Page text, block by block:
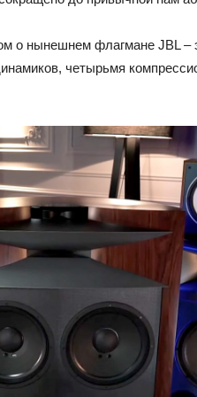
о нынешнем флагмане JBL –
четырьмя